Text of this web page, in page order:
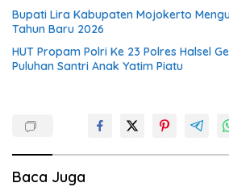
Bupati Lira Kabupaten Mojokerto
Tahun Baru 2026
HUT Propam Polri Ke 23 Polres Halsel
Puluhan Santri Anak Yatim Piatu
Baca Juga